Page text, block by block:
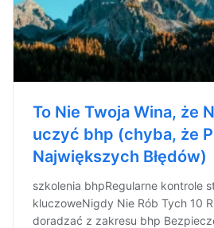
To Nie Twoja Wina, że
uczyć bhp (chyba, że
Największych Błędów)
szkolenia bhpRegularne kontrole
kluczoweNigdy Nie Rób Tych 10
doradzać z zakresu bhp